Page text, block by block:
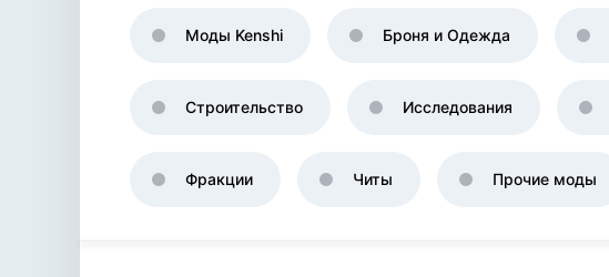
Моды Kenshi Броня и Одежда
Строительство Исследования
Фракции Читы Прочие моды